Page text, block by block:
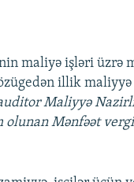
maliyə işləri üzrə
illik maliyyə
Maliyyə
Mənfəət